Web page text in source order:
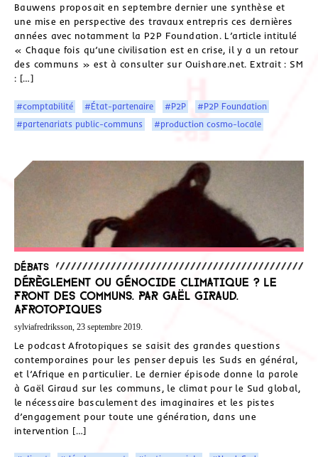
Bauwens proposait en septembre dernier une synthèse et
une mise en perspective des travaux entrepris ces dernières
années avec notamment la P2P Foundation. L’article intitulé
« Chaque fois qu’une civilisation est en crise, il y a un retour
des communs » est à consulter sur Ouishare.net. Extrait : SM
: […]
#comptabilité #État-partenaire #P2P
#P2P Foundation
#partenariats public-communs
#production cosmo-locale
Débats
Dérèglement ou génocide climatique ? Le
front des Communs. Par Gaël Giraud.
Afrotopiques
sylviafredriksson, 23 septembre 2019.
Le podcast Afrotopiques se saisit des grandes questions
contemporaines pour les penser depuis les Suds en général,
et l’Afrique en particulier. Le dernier épisode donne la parole
à Gaël Giraud sur les communs, le climat pour le Sud global,
le nécessaire basculement des imaginaires et les pistes
d’engagement pour toute une génération, dans une
intervention […]